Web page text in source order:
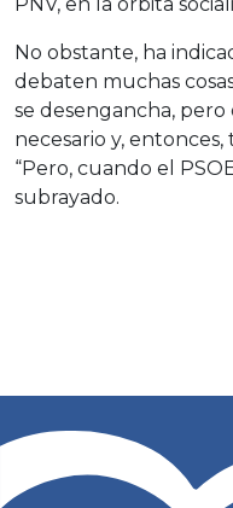
PNV, en la órbita
No obstante, ha
debaten muchas
se desengancha,
necesario y,
“Pero, cuando el
subrayado.